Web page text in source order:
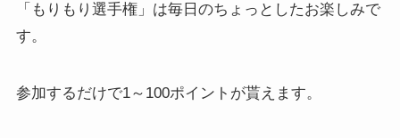
「もりもり選手権」は毎日のちょっとしたお楽しみで
す。
参加するだけで1～100ポイントが貰えます。